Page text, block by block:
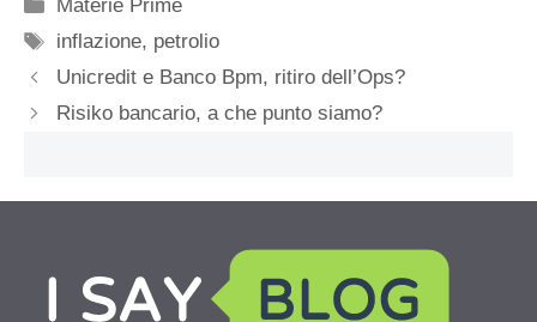
Materie Prime
Tag
inflazione, petrolio
Unicredit e Banco Bpm, ritiro dell’Ops?
Risiko bancario, a che punto siamo?